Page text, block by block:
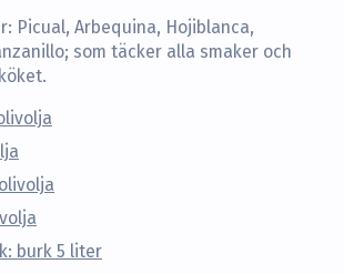
Picual, Arbequina, Hojiblanca,
som täcker alla smaker och
burk 5 liter